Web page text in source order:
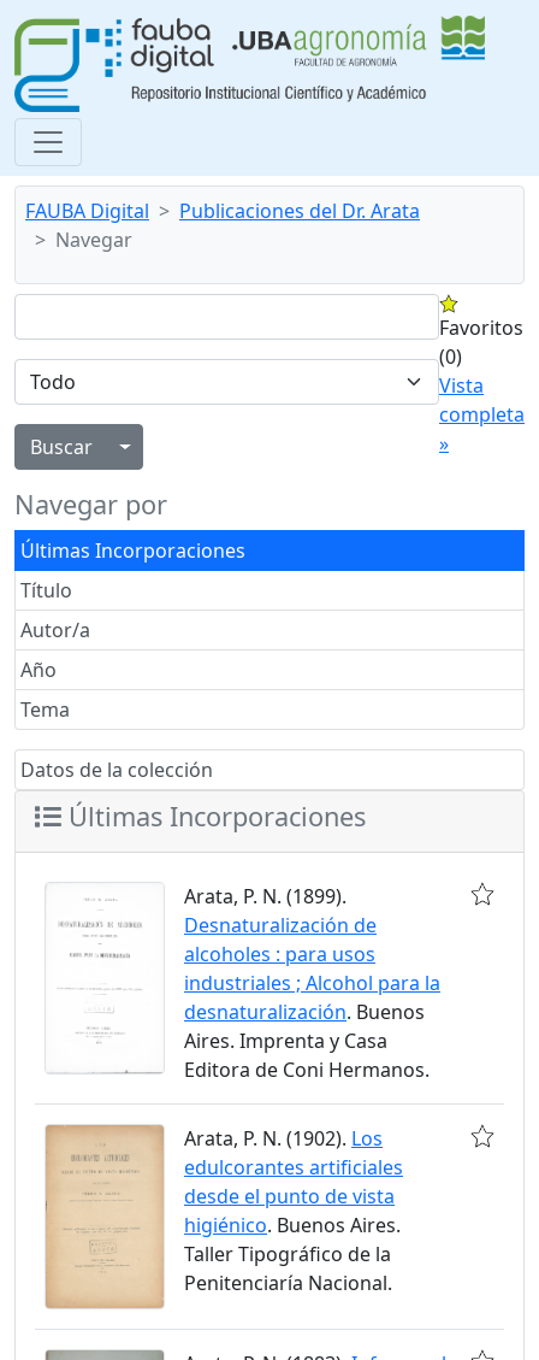
FAUBA Digital
Publicaciones del Dr. Arata
Navegar
Alternar menú desplegable
Favoritos
(0)
Vista
completa
»
Navegar por
Últimas Incorporaciones
Título
Autor/a
Año
Tema
Datos de la colección
Últimas Incorporaciones
Arata, P. N. (1899).
Desnaturalización de
alcoholes : para usos
industriales ; Alcohol para la
desnaturalización. Buenos
Aires. Imprenta y Casa
Editora de Coni Hermanos.
Arata, P. N. (1902). Los
edulcorantes artificiales
desde el punto de vista
higiénico. Buenos Aires.
Taller Tipográfico de la
Penitenciaría Nacional.